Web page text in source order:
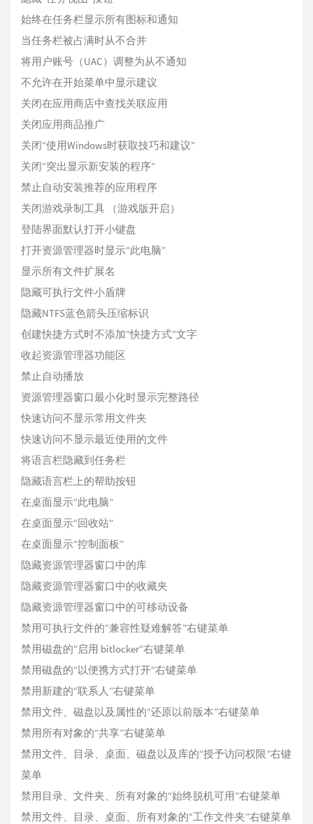
始终在任务栏显示所有图标和通知
当任务栏被占满时从不合并
将用户账号（UAC）调整为从不通知
不允许在开始菜单中显示建议
关闭在应用商店中查找关联应用
关闭应用商品推广
关闭“使用Windows时获取技巧和建议”
关闭“突出显示新安装的程序”
禁止自动安装推荐的应用程序
关闭游戏录制工具 （游戏版开启）
登陆界面默认打开小键盘
打开资源管理器时显示“此电脑”
显示所有文件扩展名
隐藏可执行文件小盾牌
隐藏NTFS蓝色箭头压缩标识
创建快捷方式时不添加“快捷方式”文字
收起资源管理器功能区
禁止自动播放
资源管理器窗口最小化时显示完整路径
快速访问不显示常用文件夹
快速访问不显示最近使用的文件
将语言栏隐藏到任务栏
隐藏语言栏上的帮助按钮
在桌面显示“此电脑”
在桌面显示“回收站”
在桌面显示“控制面板”
隐藏资源管理器窗口中的库
隐藏资源管理器窗口中的收藏夹
隐藏资源管理器窗口中的可移动设备
禁用可执行文件的“兼容性疑难解答”右键菜单
禁用磁盘的“启用 bitlocker“右键菜单
禁用磁盘的“以便携方式打开“右键菜单
禁用新建的“联系人”右键菜单
禁用文件、磁盘以及属性的“还原以前版本”右键菜单
禁用所有对象的“共享”右键菜单
禁用文件、目录、桌面、磁盘以及库的“授予访问权限”右键
菜单
禁用目录、文件夹、所有对象的“始终脱机可用”右键菜单
禁用文件、目录、桌面、所有对象的“工作文件夹”右键菜单